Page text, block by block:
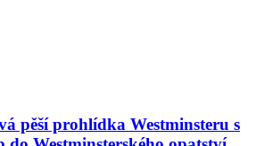
pěší prohlídka Westminsteru s